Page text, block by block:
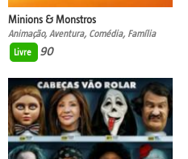
Minions & Monstros
Animação, Aventura, Comédia, Família
Livre
90